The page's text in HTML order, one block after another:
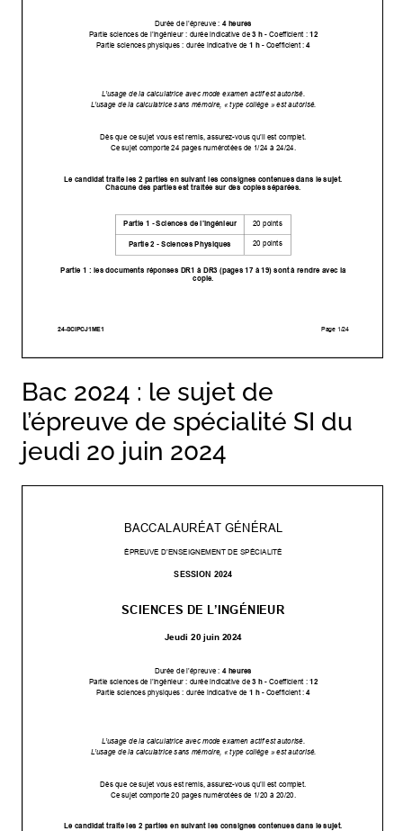
Bac 2024 : le sujet de
l’épreuve de spécialité SI du
jeudi 20 juin 2024